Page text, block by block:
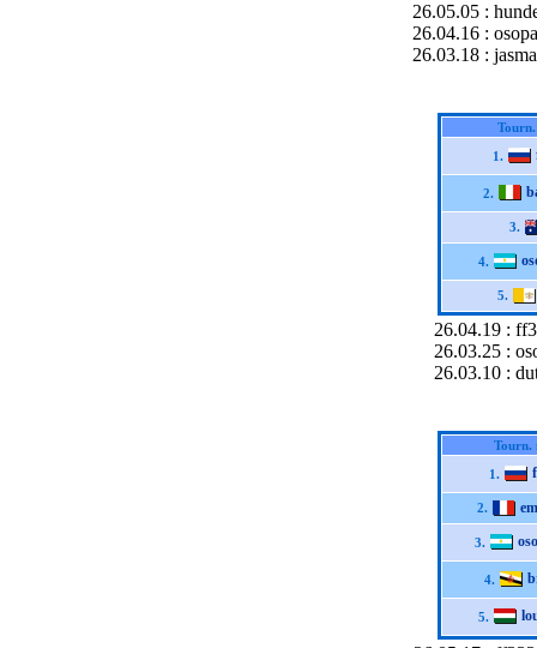
26.05.05 :
26.04.16 :
26.03.18 :
1.
2.
3.
4.
5.
26.04.19 :
26.03.25 :
26.03.10 :
Tourn.
1.
2.
3.
4.
5.